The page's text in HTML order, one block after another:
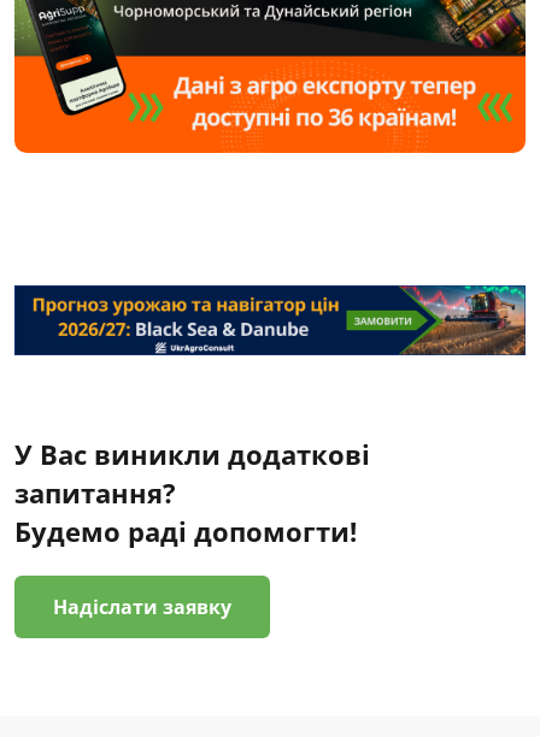
У Вас виникли додаткові
запитання?
Будемо раді допомогти!
Надіслати заявку